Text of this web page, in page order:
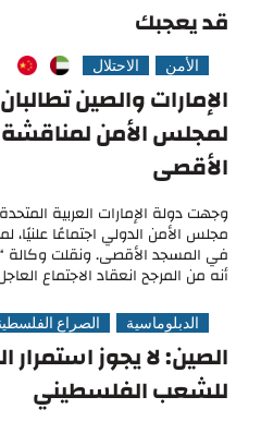
قد يعجبك
الأمن الاحتلال
الإمارات والصين
لمجلس الأمن
الأقصى
وجهت دولة الإمارات العربية
مجلس الأمن الدولي اجتماعًا علنيًا،
في المسجد الأقصى. ونقلت وكالة
أنه من المرجح انعقاد الاجتماع
الدبلوماسية الصراع
الصين: لا يجوز استمرار
للشعب الفلسطيني